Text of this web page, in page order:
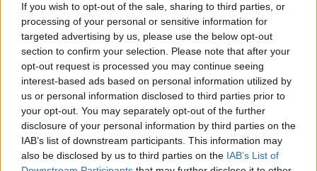
If you wish to opt-out of the sale, sharing to third parties, or
processing of your personal or sensitive information for
targeted advertising by us, please use the below opt-out
section to confirm your selection. Please note that after your
opt-out request is processed you may continue seeing
interest-based ads based on personal information utilized by
us or personal information disclosed to third parties prior to
your opt-out. You may separately opt-out of the further
disclosure of your personal information by third parties on the
IAB’s list of downstream participants. This information may
also be disclosed by us to third parties on the IAB’s List of
05/01/2024 - 14:57
08/01/2024 - 16:06